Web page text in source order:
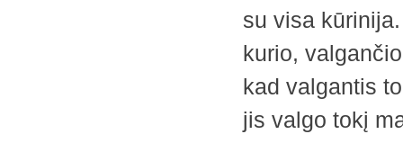
su visa
kurio,
kad valgantis
jis valgo tokį